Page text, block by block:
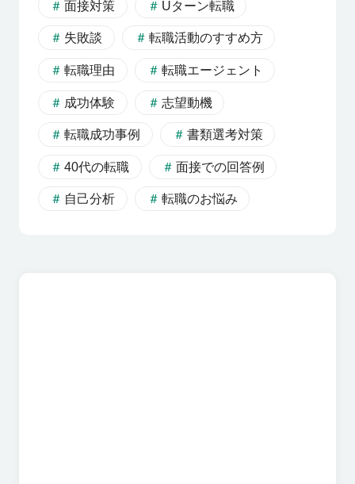
面接対策 Uターン転職
失敗談 転職活動のすすめ方
転職理由 転職エージェント
成功体験 志望動機
転職成功事例 書類選考対策
40代の転職 面接での回答例
自己分析 転職のお悩み